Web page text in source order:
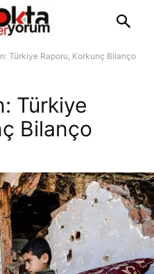
Türkiye Raporu, Korkunç Bilanço
Türkiye
Bilanço